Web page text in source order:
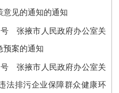
意见的通知的通知
号 张掖市人民政府办公室关
预案的通知
号 张掖市人民政府办公室关
法排污企业保障群众健康环